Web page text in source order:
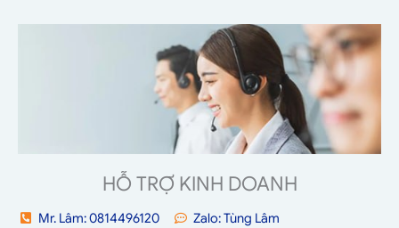
HỖ TRỢ KINH DOANH
Mr. Lâm: 0814496120 Zalo: Tùng Lâm